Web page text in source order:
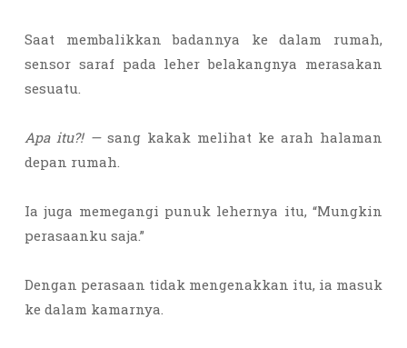
Saat membalikkan badannya ke dalam rumah,
sensor saraf pada leher belakangnya merasakan
sesuatu.
Apa itu?! —sang kakak melihat ke arah halaman
depan rumah.
Ia juga memegangi punuk lehernya itu, “Mungkin
perasaanku saja.”
Dengan perasaan tidak mengenakkan itu, ia masuk
ke dalam kamarnya.